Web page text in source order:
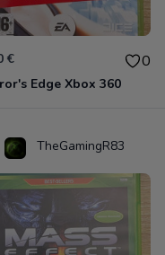
€ 0
Edge Xbox 360
TheGamingR83